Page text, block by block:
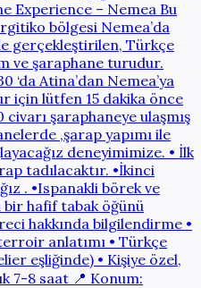
Experience – Nemea Bu
bölgesi Nemea’da
gerçekleştirilen, Türkçe
ve şaraphane turudur.
‘da Atina’dan Nemea’ya
için lütfen 15 dakika önce
şaraphaneye ulaşmış
,şarap yapımı ile
deneyimimize. • İlk
tadılacaktır. •İkinci
. •Ispanakli börek ve
hafif tabak öğünü
hakkında bilgilendirme •
anlatımı • Türkçe
eşliğinde) • Kişiye özel,
7-8 saat 📍 Konum: